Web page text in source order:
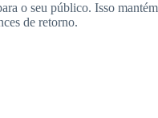
o seu público. Isso mantém
de retorno.